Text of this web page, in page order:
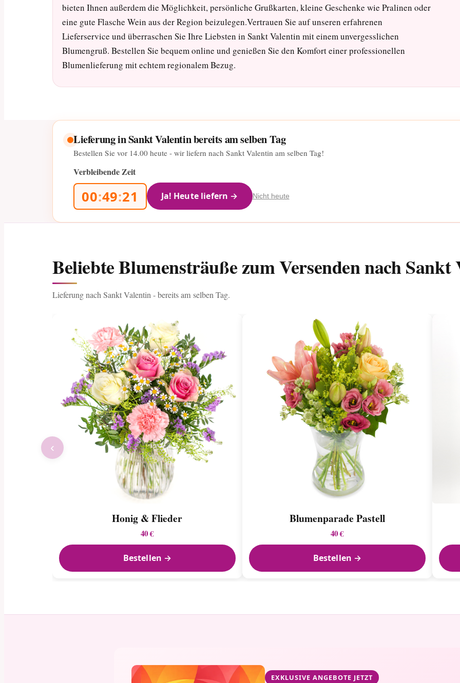
bieten Ihnen außerdem die Möglichkeit, persönliche Grußkarten, kleine Geschenke wie Pralinen oder
eine gute Flasche Wein aus der Region beizulegen.Vertrauen Sie auf unseren erfahrenen
Lieferservice und überraschen Sie Ihre Liebsten in Sankt Valentin mit einem unvergesslichen
Blumengruß. Bestellen Sie bequem online und genießen Sie den Komfort einer professionellen
Blumenlieferung mit echtem regionalem Bezug.
Lieferung in Sankt Valentin bereits am selben Tag
Bestellen Sie vor 14.00 heute - wir liefern nach Sankt Valentin am selben Tag!
Verbleibende Zeit
00:49:19 Ja! Heute liefern → Nicht heute
Beliebte Blumensträuße zum Versenden nach Sankt
Lieferung nach Sankt Valentin - bereits am selben Tag.
Honig & Flieder
40 €
Bestellen →
Blumenparade Pastell
40 €
Bestellen →
‹
EXKLUSIVE ANGEBOTE JETZT